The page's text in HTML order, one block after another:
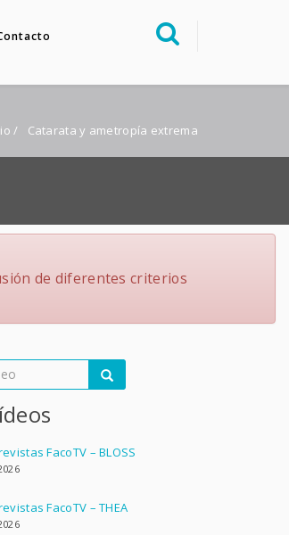
Multimedia
Comunicación
/ Catarata y ametropía extrema
de diferentes criterios
FacoTV – BLOSS
FacoTV – THEA